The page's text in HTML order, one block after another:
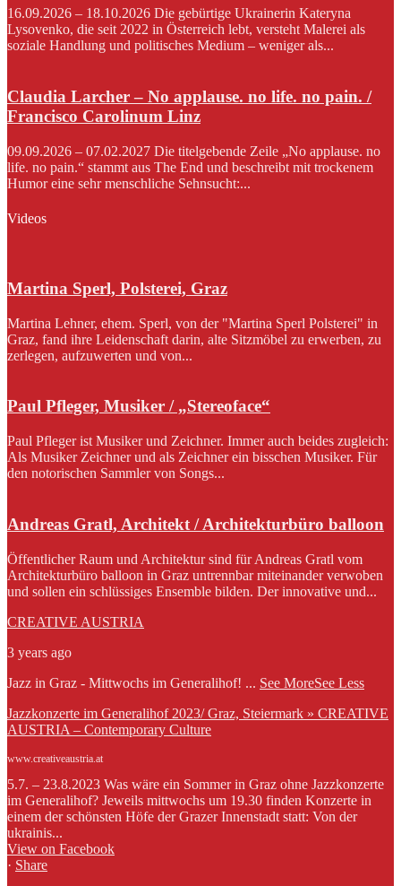
16.09.2026 – 18.10.2026 Die gebürtige Ukrainerin Kateryna
Lysovenko, die seit 2022 in Österreich lebt, versteht Malerei als
soziale Handlung und politisches Medium – weniger als...
Claudia Larcher – No applause. no life. no pain. /
Francisco Carolinum Linz
09.09.2026 – 07.02.2027 Die titelgebende Zeile „No applause. no
life. no pain.“ stammt aus The End und beschreibt mit trockenem
Humor eine sehr menschliche Sehnsucht:...
Videos
Martina Sperl, Polsterei, Graz
Martina Lehner, ehem. Sperl, von der "Martina Sperl Polsterei" in
Graz, fand ihre Leidenschaft darin, alte Sitzmöbel zu erwerben, zu
zerlegen, aufzuwerten und von...
Paul Pfleger, Musiker / „Stereoface“
Paul Pfleger ist Musiker und Zeichner. Immer auch beides zugleich:
Als Musiker Zeichner und als Zeichner ein bisschen Musiker. Für
den notorischen Sammler von Songs...
Andreas Gratl, Architekt / Architekturbüro balloon
Öffentlicher Raum und Architektur sind für Andreas Gratl vom
Architekturbüro balloon in Graz untrennbar miteinander verwoben
und sollen ein schlüssiges Ensemble bilden. Der innovative und...
CREATIVE AUSTRIA
3 years ago
Jazz in Graz - Mittwochs im Generalihof! ... See MoreSee Less
Jazzkonzerte im Generalihof 2023/ Graz, Steiermark » CREATIVE
AUSTRIA – Contemporary Culture
www.creativeaustria.at
5.7. – 23.8.2023 Was wäre ein Sommer in Graz ohne Jazzkonzerte
im Generalihof? Jeweils mittwochs um 19.30 finden Konzerte in
einem der schönsten Höfe der Grazer Innenstadt statt: Von der
ukrainis...
View on Facebook
· Share